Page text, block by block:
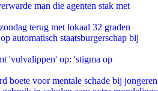
man die agenten stak met
terug met lokaal 32 graden
automatisch staatsburgerschap bij
'vulvalippen' op: 'stigma op
boete voor mentale schade bij jongeren